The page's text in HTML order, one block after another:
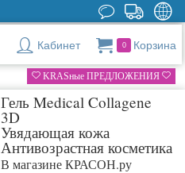
Кабинет 0 Корзина
KRASные ПРЕДЛОЖЕНИЯ
Гель Medical Collagene
3D
Увядающая кожа
Антивозрастная косметика
В магазине КРАСОН.ру